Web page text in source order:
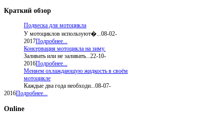
Краткий обзор
Подвеска для мотоцикла
У мотоциклов используют�...08-02-
2017Подробнее...
Консервация мотоцикла на зиму.
Заливать или не заливать...22-10-
2016Подробнее...
Меняем охлаждающую жидкость в своём
мотоцикле
Каждые два года необходи...08-07-
2016Подробнее...
Online